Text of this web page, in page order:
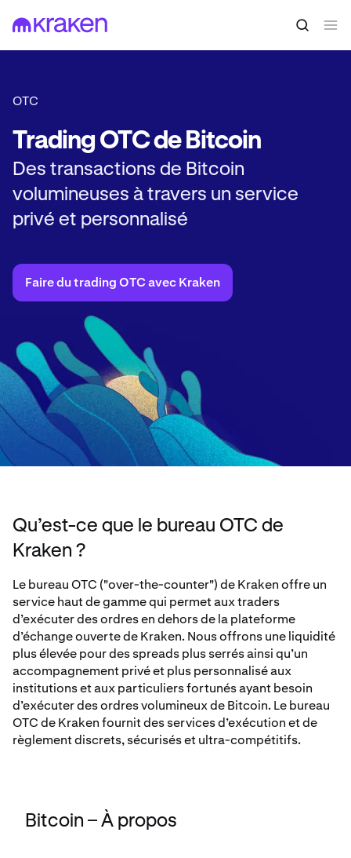
OTC
Trading OTC de Bitcoin
Des transactions de Bitcoin
volumineuses à travers un service
privé et personnalisé
Faire du trading OTC avec Kraken
Qu’est-ce que le bureau OTC de
Kraken ?
Le bureau OTC ("over-the-counter") de Kraken offre un
service haut de gamme qui permet aux traders
d’exécuter des ordres en dehors de la plateforme
d’échange ouverte de Kraken. Nous offrons une liquidité
plus élevée pour des spreads plus serrés ainsi qu’un
accompagnement privé et plus personnalisé aux
institutions et aux particuliers fortunés ayant besoin
d’exécuter des ordres volumineux de Bitcoin. Le bureau
OTC de Kraken fournit des services d’exécution et de
règlement discrets, sécurisés et ultra-compétitifs.
Bitcoin – À propos